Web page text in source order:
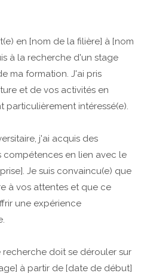
en [nom de la filière] à [nom
à la recherche d'un stage
ma formation. J'ai pris
et de vos activités en
intéressé(e).
j'ai acquis des
compétences en lien avec le
Je suis convaincu(e) que
à vos attentes et que ce
une expérience
doit se dérouler sur
à partir de [date de début]